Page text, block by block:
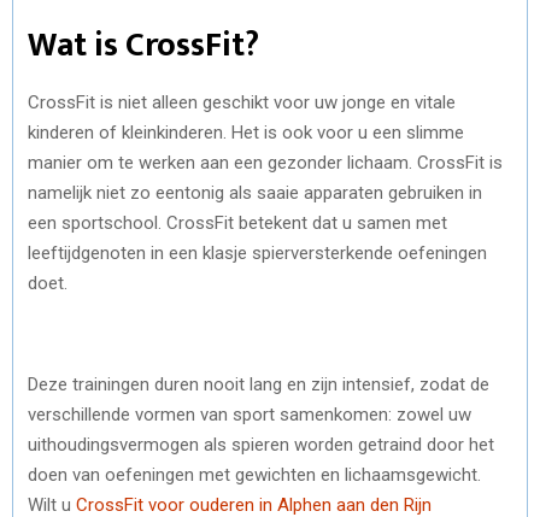
Wat is CrossFit?
CrossFit is niet alleen geschikt voor uw jonge en vitale
kinderen of kleinkinderen. Het is ook voor u een slimme
manier om te werken aan een gezonder lichaam. CrossFit is
namelijk niet zo eentonig als saaie apparaten gebruiken in
een sportschool. CrossFit betekent dat u samen met
leeftijdgenoten in een klasje spierversterkende oefeningen
doet.
Deze trainingen duren nooit lang en zijn intensief, zodat de
verschillende vormen van sport samenkomen: zowel uw
uithoudingsvermogen als spieren worden getraind door het
doen van oefeningen met gewichten en lichaamsgewicht.
Wilt u CrossFit voor ouderen in Alphen aan den Rijn